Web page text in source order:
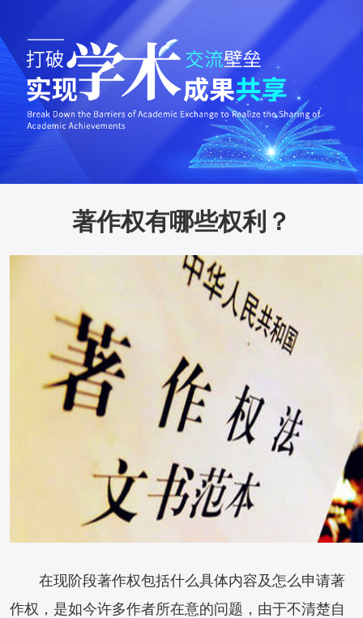
著作权有哪些权利？
在现阶段著作权包括什么具体内容及怎么申请著
作权，是如今许多作者所在意的问题，由于不清楚自